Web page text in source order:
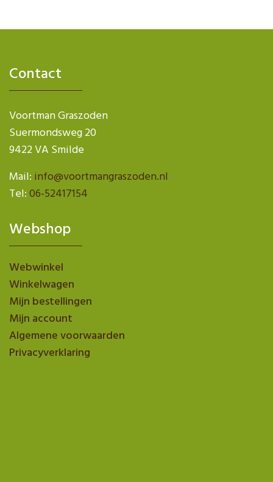
Contact
Voortman Graszoden
Suermondsweg 20
9422 VA Smilde
Mail: info@voortmangraszoden.nl
Tel:06-52417154
Webshop
Webwinkel
Winkelwagen
Mijn bestellingen
Mijn account
Algemene voorwaarden
Privacyverklaring